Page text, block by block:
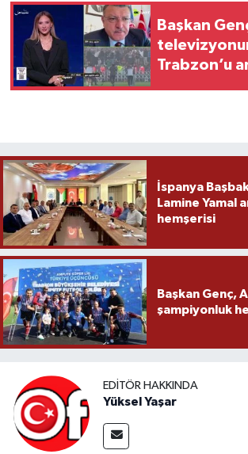
Başkan
Trabzon’u
İspanya
Lamine Yamal
hemşerisi
Başkan Genç,
şampiyonluk
EDITÖR HAKKINDA
Yüksel Yaşar